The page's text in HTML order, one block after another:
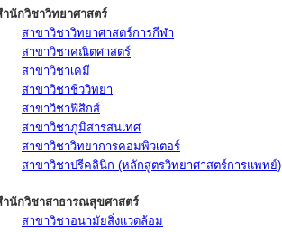
ำนักวิชาวิทยาศาสตร์
สาขาวิชาวิทยาศาสตร์การกีฬา
สาขาวิชาคณิตศาสตร์
สาขาวิชาเคมี
สาขาวิชาชีววิทยา
สาขาวิชาฟิสิกส์
สาขาวิชาภูมิสารสนเทศ
สาขาวิชาวิทยาการคอมพิวเตอร์
สาขาวิชาปรีคลินิก (หลักสูตรวิทยาศาสตร์การแพทย์)
ำนักวิชาสาธารณสุขศาสตร์
สาขาวิชาอนามัยสิ่งแวดล้อม